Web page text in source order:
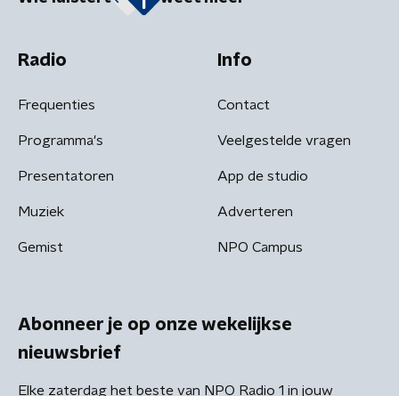
Radio
Frequenties
Programma's
Presentatoren
Muziek
Gemist
Info
Contact
Veelgestelde vragen
App de studio
Adverteren
NPO Campus
Abonneer je op onze wekelijkse
nieuwsbrief
Elke zaterdag het beste van NPO Radio 1 in jouw